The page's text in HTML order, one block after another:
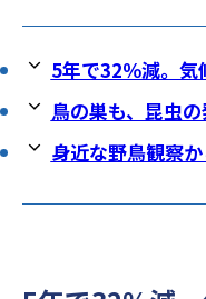
5年で32％減。気
鳥の巣も、昆虫
身近な野鳥観察